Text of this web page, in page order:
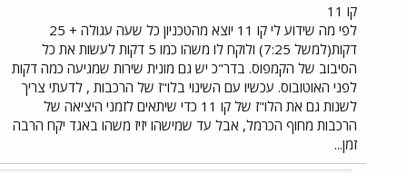
קו 11
לפי מה שידוע לי קו 11 יוצא מהטכניון כל שעה עגולה + 25
דקות(למשל 7:25) ולוקח לו משהו כמו 5 דקות לעשות את כל
הסיבוב של הקמפוס. בדר"כ יש גם מונית שירות שמגיעה כמה דקות
לפני האוטובוס. עכשיו עם השינוי בלו"ז של הרכבות , לדעתי צריך
לשנות גם את הלו"ז של קו 11 כדי שיתאים לזמני היציאה של
הרכבות מחוף הכרמל, אבל עד שמישהו יזיז משהו באגד יקח הרבה
זמן...